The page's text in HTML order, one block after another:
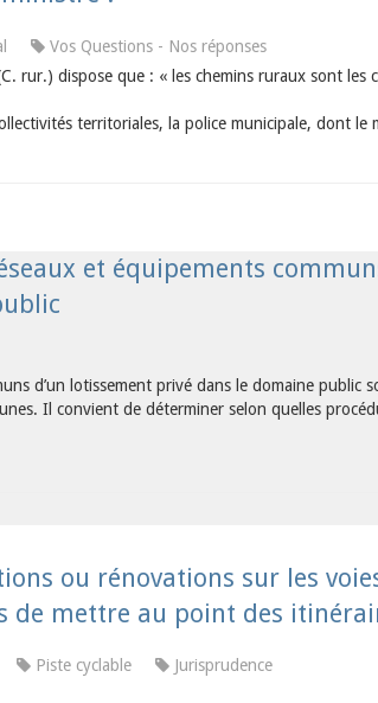
Vos Questions - Nos réponses
rur.) dispose que : « les chemins ruraux sont les
territoriales, la police municipale, dont le
et équipements
d’un lotissement privé dans le domaine public
Il convient de déterminer selon quelles
ou rénovations sur les
de mettre au point des
Piste cyclable
Jurisprudence